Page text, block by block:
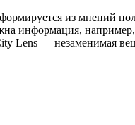
формируется из мнений
информация,
Lens — незаменимая